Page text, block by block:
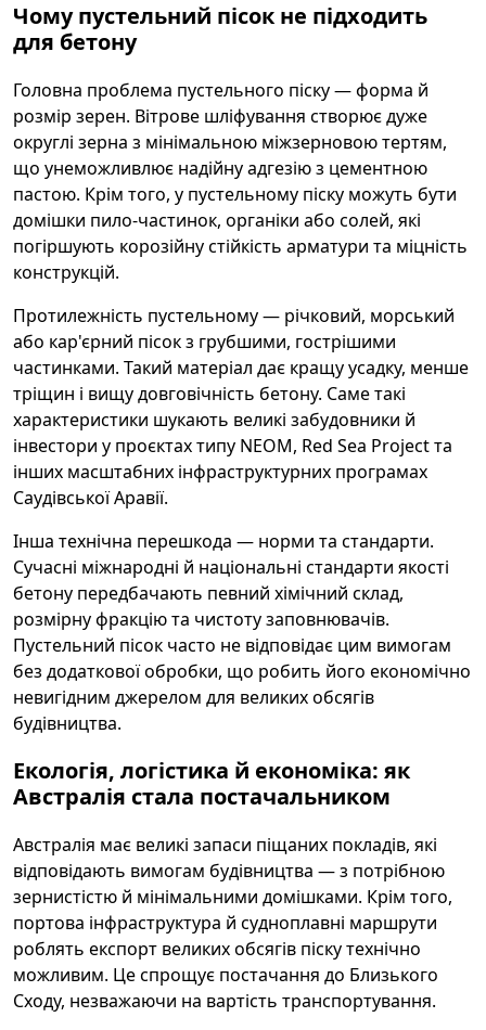
Чому пустельний пісок не підходить
для бетону
Головна проблема пустельного піску — форма й
розмір зерен. Вітрове шліфування створює дуже
округлі зерна з мінімальною міжзерновою тертям,
що унеможливлює надійну адгезію з цементною
пастою. Крім того, у пустельному піску можуть бути
домішки пило-частинок, органіки або солей, які
погіршують корозійну стійкість арматури та міцність
конструкцій.
Протилежність пустельному — річковий, морський
або кар'єрний пісок з грубшими, гострішими
частинками. Такий матеріал дає кращу усадку, менше
тріщин і вищу довговічність бетону. Саме такі
характеристики шукають великі забудовники й
інвестори у проєктах типу NEOM, Red Sea Project та
інших масштабних інфраструктурних програмах
Саудівської Аравії.
Інша технічна перешкода — норми та стандарти.
Сучасні міжнародні й національні стандарти якості
бетону передбачають певний хімічний склад,
розмірну фракцію та чистоту заповнювачів.
Пустельний пісок часто не відповідає цим вимогам
без додаткової обробки, що робить його економічно
невигідним джерелом для великих обсягів
будівництва.
Екологія, логістика й економіка: як
Австралія стала постачальником
Австралія має великі запаси піщаних покладів, які
відповідають вимогам будівництва — з потрібною
зернистістю й мінімальними домішками. Крім того,
портова інфраструктура й судноплавні маршрути
роблять експорт великих обсягів піску технічно
можливим. Це спрощує постачання до Близького
Сходу, незважаючи на вартість транспортування.